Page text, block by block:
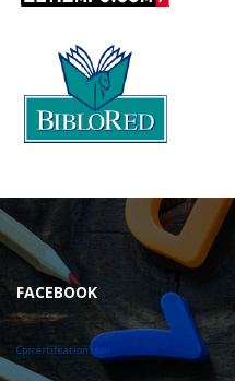
FACEBOOK
Cprcertification.com